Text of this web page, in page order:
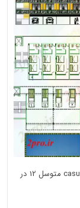
دانلود نقشه هتل - رستوران - اقامتگاه casuarinabaybeach متوسل 12 در